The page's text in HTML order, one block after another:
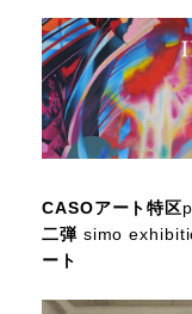
CASOアート特区
二弾 simo
ート